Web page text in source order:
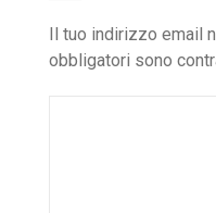
Il tuo indirizzo email
obbligatori sono